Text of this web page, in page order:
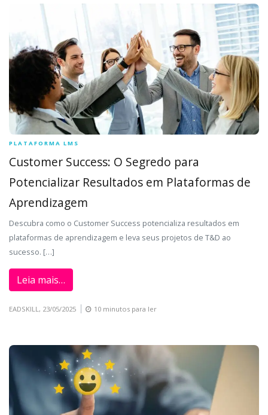
PLATAFORMA LMS
Customer Success: O Segredo para
Potencializar Resultados em Plataformas de
Aprendizagem
Descubra como o Customer Success potencializa resultados em
plataformas de aprendizagem e leva seus projetos de T&D ao
sucesso. […]
Leia mais…
EADSKILL, 23/05/2025 10 minutos para ler